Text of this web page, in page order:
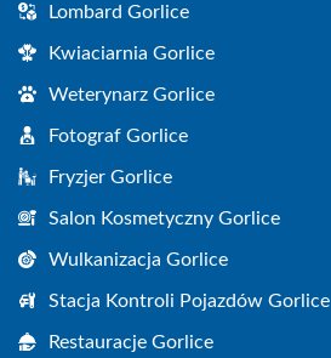
Lombard Gorlice
Kwiaciarnia Gorlice
Weterynarz Gorlice
Fotograf Gorlice
Fryzjer Gorlice
Salon Kosmetyczny Gorlice
Wulkanizacja Gorlice
Stacja Kontroli Pojazdów Gorlice
Restauracje Gorlice